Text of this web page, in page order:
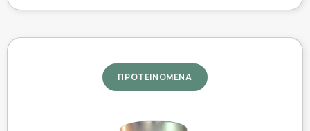
μεταβολίζεται από την εντερική μικροχλωρίδα,
λειτουργία του εντέρου)
Ιδανικό υπακτικό για μακροχρόνια χρήση
ΠΡΟΤΕΙΝΟΜΕΝΑ